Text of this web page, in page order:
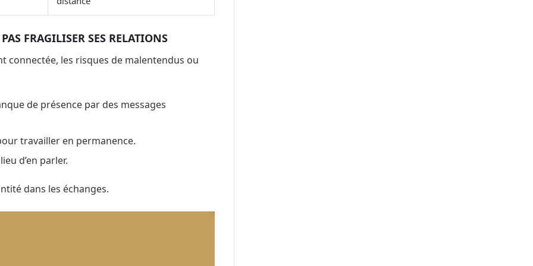
FRAGILISER SES RELATIONS
connectée, les risques de malentendus ou
de présence par des messages
travailler en permanence.
d’en parler.
dans les échanges.